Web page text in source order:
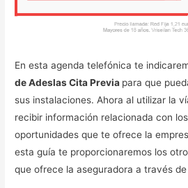
En esta agenda telefónica te
de Adeslas Cita Previa para que
sus instalaciones. Ahora al utilizar la
recibir información relacionada con
oportunidades que te ofrece la
esta guía te proporcionaremos los
que ofrece la aseguradora a través